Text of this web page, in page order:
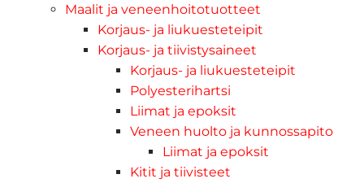
Maalit ja veneenhoitotuotteet
Korjaus- ja liukuesteteipit
Korjaus- ja tiivistysaineet
Korjaus- ja liukuesteteipit
Polyesterihartsi
Liimat ja epoksit
Veneen huolto ja kunnossapito
Liimat ja epoksit
Kitit ja tiivisteet